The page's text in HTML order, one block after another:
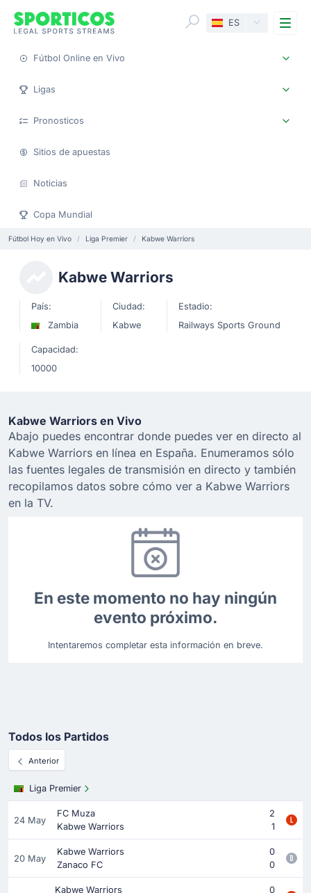
ES
Fútbol Online en Vivo
Ligas
Pronosticos
Sitios de apuestas
Noticias
Copa Mundial
Fútbol Hoy en Vivo Liga Premier Kabwe Warriors
Kabwe Warriors
País:
Zambia
Ciudad:
Kabwe
Estadio:
Railways Sports Ground
Capacidad:
10000
Kabwe Warriors en Vivo
Abajo puedes encontrar donde puedes ver en directo al
Kabwe Warriors en línea en España. Enumeramos sólo
las fuentes legales de transmisión en directo y también
recopilamos datos sobre cómo ver a Kabwe Warriors
en la TV.
En este momento no hay ningún
evento próximo.
Intentaremos completar esta información en breve.
Todos los Partidos
Anterior
Liga Premier
24 May
FC Muza
2
Kabwe Warriors
1
20 May
Kabwe Warriors
0
Zanaco FC
0
Kabwe Warriors
0